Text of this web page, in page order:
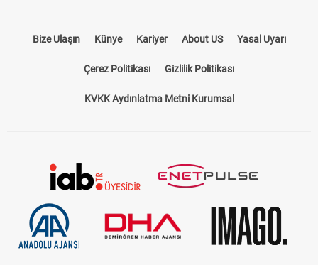
Bize Ulaşın Künye Kariyer About US Yasal Uyarı
Çerez Politikası Gizlilik Politikası
KVKK Aydınlatma Metni Kurumsal